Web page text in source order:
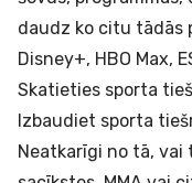
daudz ko citu tādās
Disney+, HBO Max,
Skatieties sporta
Izbaudiet sporta
Neatkarīgi no tā, vai